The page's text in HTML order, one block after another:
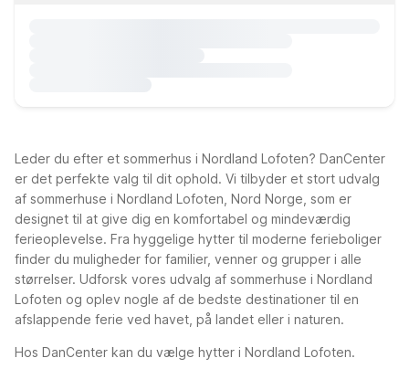
Leder du efter et sommerhus i Nordland Lofoten? DanCenter
er det perfekte valg til dit ophold. Vi tilbyder et stort udvalg
af sommerhuse i Nordland Lofoten, Nord Norge, som er
designet til at give dig en komfortabel og mindeværdig
ferieoplevelse. Fra hyggelige hytter til moderne ferieboliger
finder du muligheder for familier, venner og grupper i alle
størrelser. Udforsk vores udvalg af sommerhuse i Nordland
Lofoten og oplev nogle af de bedste destinationer til en
afslappende ferie ved havet, på landet eller i naturen.
Hos DanCenter kan du vælge hytter i Nordland Lofoten.